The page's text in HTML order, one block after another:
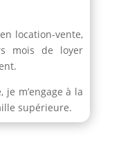
location-vente,
mois de loyer
je m’engage à la
supérieure.